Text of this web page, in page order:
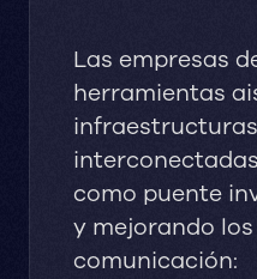
Las empresas
herramientas
como puente
y mejorando
comunicación: